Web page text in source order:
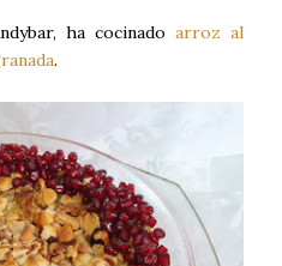
ha cocinado arroz al
.